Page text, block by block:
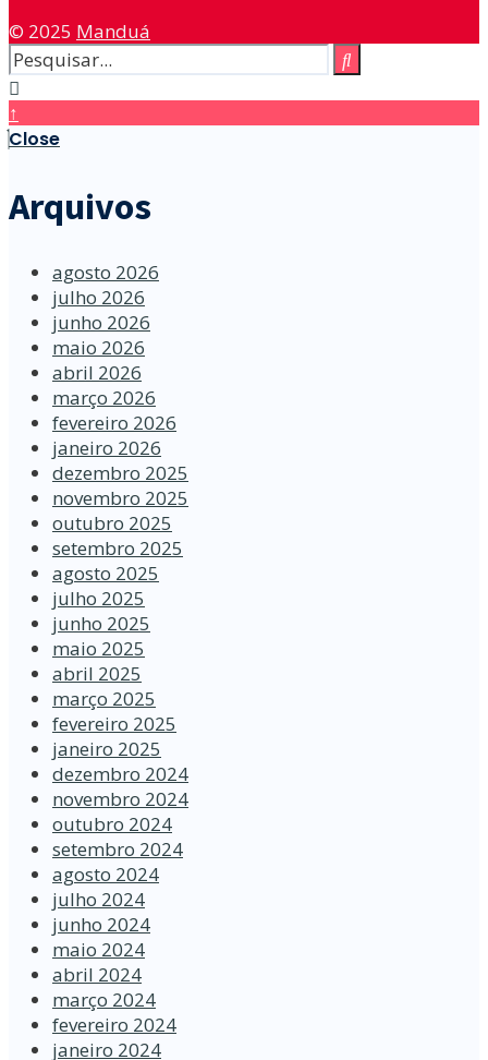
© 2025 Manduá
↑
Close
Arquivos
agosto 2026
julho 2026
junho 2026
maio 2026
abril 2026
março 2026
fevereiro 2026
janeiro 2026
dezembro 2025
novembro 2025
outubro 2025
setembro 2025
agosto 2025
julho 2025
junho 2025
maio 2025
abril 2025
março 2025
fevereiro 2025
janeiro 2025
dezembro 2024
novembro 2024
outubro 2024
setembro 2024
agosto 2024
julho 2024
junho 2024
maio 2024
abril 2024
março 2024
fevereiro 2024
janeiro 2024